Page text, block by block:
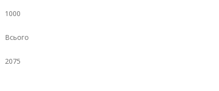
1000
Всього
2075